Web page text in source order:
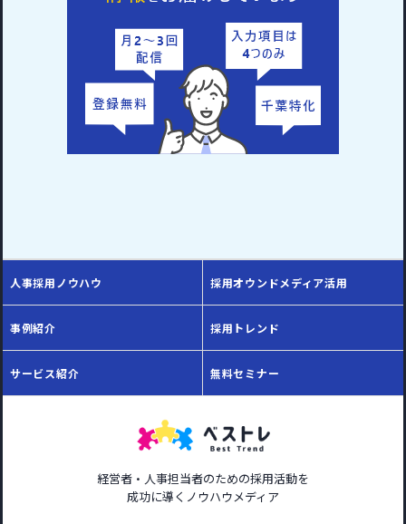
人事採用ノウハウ 採用オウンドメディア活用
事例紹介 採用トレンド
サービス紹介 無料セミナー
経営者・人事担当者のための採用活動を
成功に導くノウハウメディア